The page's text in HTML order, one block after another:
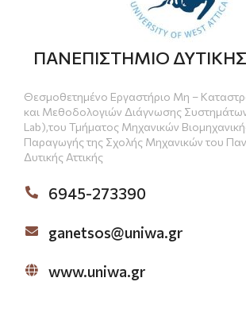
ΠΑΝΕΠΙΣΤΗΜΙΟ
Θεσμοθετημένο Εργαστήριο Μη –
και Μεθοδολογιών Διάγνωσης
Lab),του Τμήματος Μηχανικών
Παραγωγής της Σχολής Μηχανικών του
Δυτικής Αττικής
6945-273390
ganetsos@uniwa.gr
www.uniwa.gr